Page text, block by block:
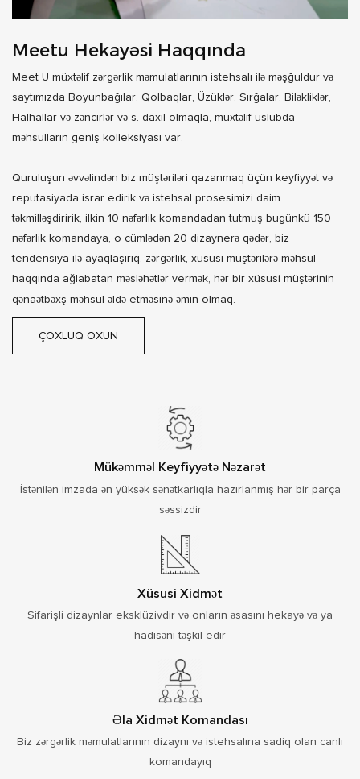
Meetu Hekayəsi Haqqında
Meet U müxtəlif zərgərlik məmulatlarının istehsalı ilə məşğuldur və
saytımızda Boyunbağılar, Qolbaqlar, Üzüklər, Sırğalar, Biləkliklər,
Halhallar və zəncirlər və s. daxil olmaqla, müxtəlif üslubda
məhsulların geniş kolleksiyası var.
Quruluşun əvvəlindən biz müştəriləri qazanmaq üçün keyfiyyət və
reputasiyada israr edirik və istehsal prosesimizi daim
təkmilləşdiririk, ilkin 10 nəfərlik komandadan tutmuş bugünkü 150
nəfərlik komandaya, o cümlədən 20 dizaynerə qədər, biz
tendensiya ilə ayaqlaşırıq. zərgərlik, xüsusi müştərilərə məhsul
haqqında ağlabatan məsləhətlər vermək, hər bir xüsusi müştərinin
qənaətbəxş məhsul əldə etməsinə əmin olmaq.
ÇOXLUQ OXUN
Mükəmməl Keyfiyyətə Nəzarət
İstənilən imzada ən yüksək sənətkarlıqla hazırlanmış hər bir parça
səssizdir
Xüsusi Xidmət
Sifarişli dizaynlar eksklüzivdir və onların əsasını hekayə və ya
hadisəni təşkil edir
Əla Xidmət Komandası
Biz zərgərlik məmulatlarının dizaynı və istehsalına sadiq olan canlı
komandayıq